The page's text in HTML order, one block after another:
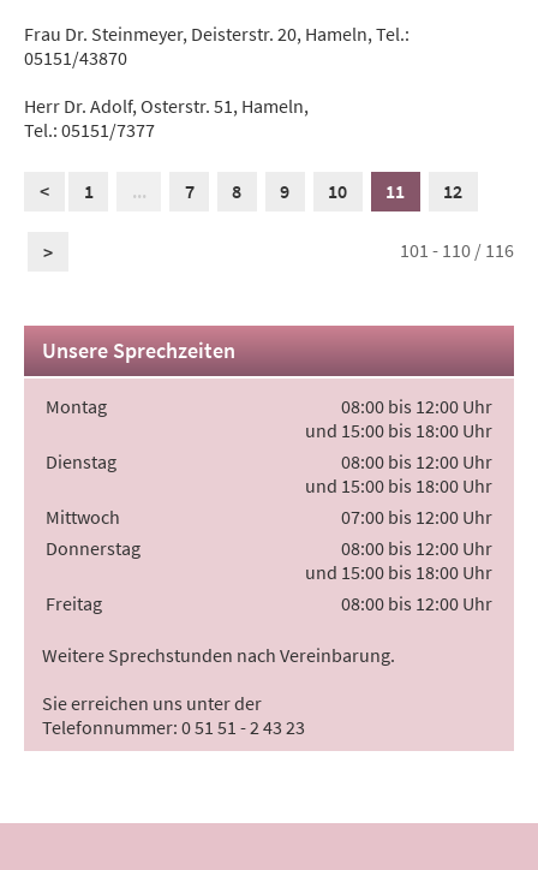
Frau Dr. Steinmeyer, Deisterstr. 20, Hameln, Tel.:
05151/43870
Herr Dr. Adolf, Osterstr. 51, Hameln,
Tel.: 05151/7377
< 1 ... 7 8 9 10 11 12
> 101 - 110 / 116
Unsere Sprechzeiten
Montag
08:00 bis 12:00 Uhr
und 15:00 bis 18:00 Uhr
Dienstag
08:00 bis 12:00 Uhr
und 15:00 bis 18:00 Uhr
Mittwoch
07:00 bis 12:00 Uhr
Donnerstag
08:00 bis 12:00 Uhr
und 15:00 bis 18:00 Uhr
Freitag
08:00 bis 12:00 Uhr
Weitere Sprechstunden nach Vereinbarung.
Sie erreichen uns unter der
Telefonnummer: 0 51 51 - 2 43 23